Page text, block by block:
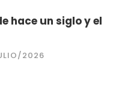
hace un siglo y el
2026